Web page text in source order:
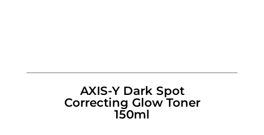
AXIS-Y Dark Spot
Correcting Glow Toner
150ml